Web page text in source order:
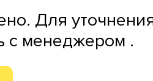
Для
с менеджером .